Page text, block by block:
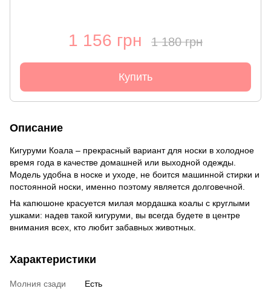
1 156 грн 1 180 грн
Купить
Описание
Кигуруми Коала – прекрасный вариант для носки в холодное
время года в качестве домашней или выходной одежды.
Модель удобна в носке и уходе, не боится машинной стирки и
постоянной носки, именно поэтому является долговечной.
На капюшоне красуется милая мордашка коалы с круглыми
ушками: надев такой кигуруми, вы всегда будете в центре
внимания всех, кто любит забавных животных.
Характеристики
Молния сзади
Есть